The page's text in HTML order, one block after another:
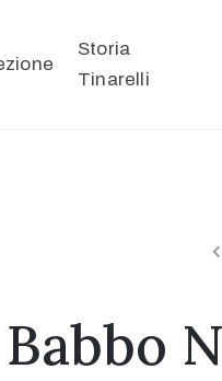
Storia
Tinarelli
Babbo